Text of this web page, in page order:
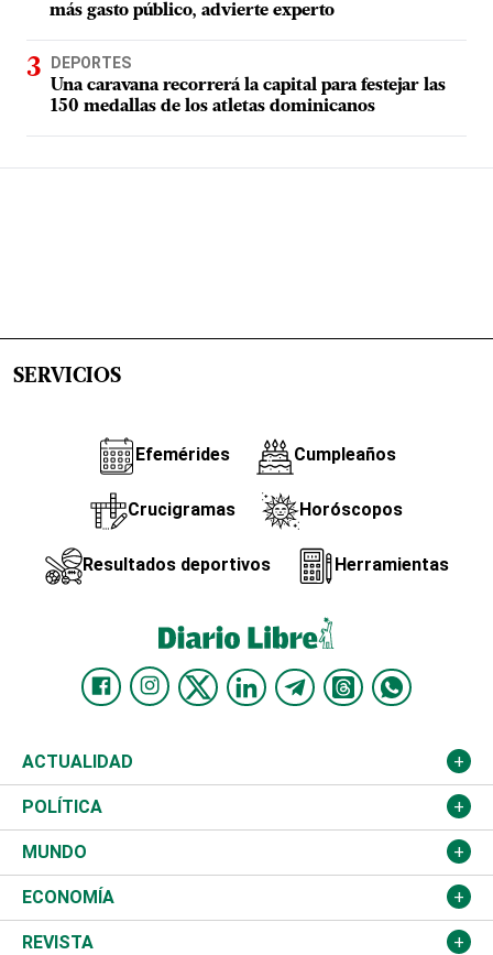
más gasto público, advierte experto
DEPORTES
Una caravana recorrerá la capital para festejar las
150 medallas de los atletas dominicanos
SERVICIOS
Efemérides Cumpleaños
Crucigramas Horóscopos
Resultados deportivos Herramientas
ACTUALIDAD
Nacional
Ciudad
Educación
Salud
POLÍTICA
Partidos
JCE
TSE
MUNDO
Estados Unidos
América Latina
ECONOMÍA
Finanzas
REVISTA